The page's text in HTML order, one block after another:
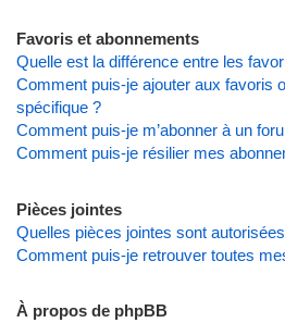
Favoris et abonnements
Quelle est la différence entre les
Comment puis-je ajouter aux favoris
spécifique ?
Comment puis-je m’abonner à un
Comment puis-je résilier mes
Pièces jointes
Quelles pièces jointes sont
Comment puis-je retrouver toutes
À propos de phpBB